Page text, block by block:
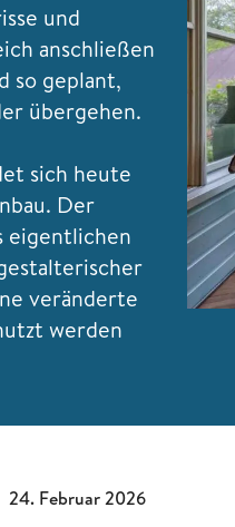
und
anschließen
so geplant,
übergehen.
sich heute
Der
eigentlichen
veränderte
werden
24. Februar 2026